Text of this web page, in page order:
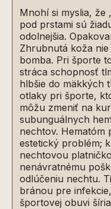
Mnohí si myslia, že
pod prstami sú
odolnejšia.
Zhrubnutá koža
bomba. Pri športe
stráca schopnosť
hlbšie do mäkkých
otlaky pri športe,
môžu zmeniť na
subunguálnych
nechtov. Hematóm
estetický problém;
nechtovou
nenávratnému
odlúčeniu nechtu.
bránou pre
športovej obuvi